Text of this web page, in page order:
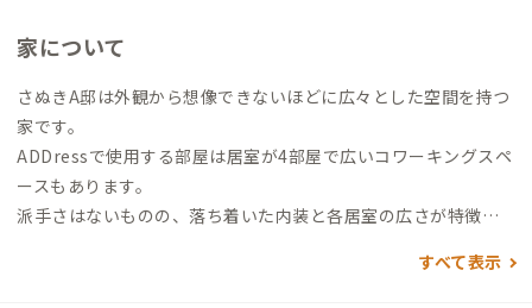
家について
さぬきA邸は外観から想像できないほどに広々とした空間を持つ
家です。
ADDressで使用する部屋は居室が4部屋で広いコワーキングスペ
ースもあります。
派手さはないものの、落ち着いた内装と各居室の広さが特徴で
すべて表示